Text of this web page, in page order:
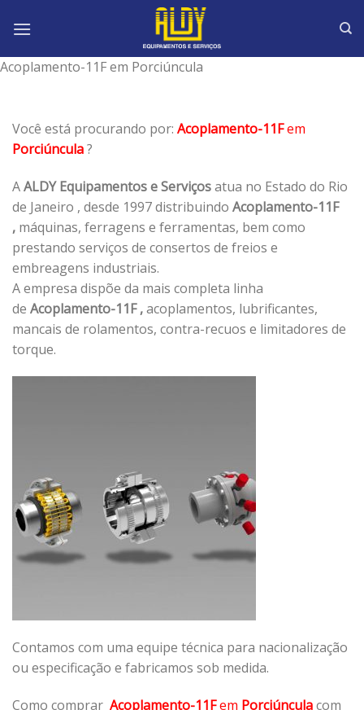
Acoplamento-11F em Porciúncula
Você está procurando por: Acoplamento-11Fem
Porciúncula?
AALDY Equipamentos e Serviçosatua no Estado do Rio
de Janeiro , desde 1997 distribuindo Acoplamento-11F
, máquinas, ferragens e ferramentas, bem como
prestando serviços de consertos de freios e
embreagens industriais.
A empresa dispõe da mais completa linha
de Acoplamento-11F ,acoplamentos, lubrificantes,
mancais de rolamentos, contra-recuos e limitadores de
torque.
Contamos com uma equipe técnica para nacionalização
ou especificação e fabricamos sob medida.
Como comprar Acoplamento-11Fem Porciúnculacom